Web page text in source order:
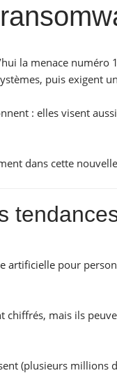
la menace numéro
puis exigent
: elles visent
dans cette
artificielle pour
mais ils
(plusieurs millions